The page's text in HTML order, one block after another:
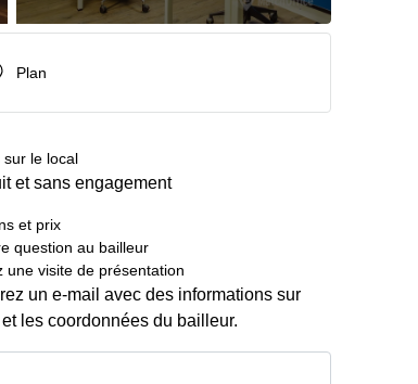
Plan
sur le local
et sans engagement
et prix
question au bailleur
une visite de présentation
un e-mail avec des informations sur
les coordonnées du bailleur.